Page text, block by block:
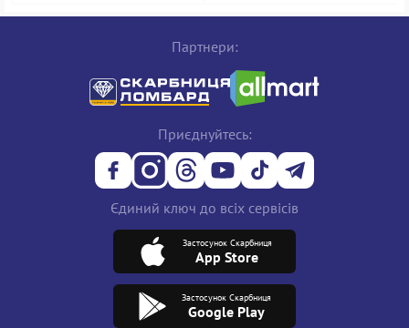
Партнери:
Приєднуйтесь:
Єдиний ключ до всіх сервісів
Застосунок Скарбниця
App Store
Застосунок Скарбниця
Google Play